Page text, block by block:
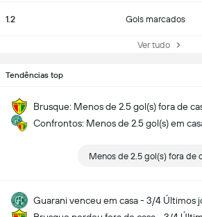
1.2 Gols marcados
Ver tudo
Tendências top
Brusque: Menos de 2.5 gol(s) fora de
Confrontos: Menos de 2.5 gol(s) em
Menos de 2.5 gol(s) fora de
Guarani venceu em casa - 3/4 Últimos